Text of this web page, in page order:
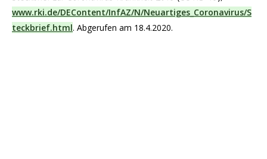
www.rki.de/DEContent/InfAZ/N/Neuartiges_Coronavirus/S
teckbrief.html. Abgerufen am 18.4.2020.